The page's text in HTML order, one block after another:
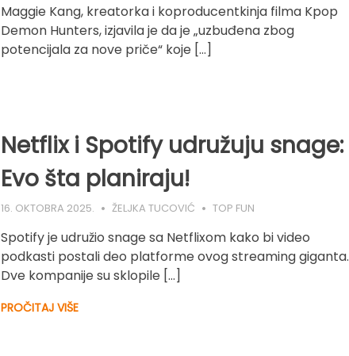
Maggie Kang, kreatorka i koproducentkinja filma Kpop
Demon Hunters, izjavila je da je „uzbuđena zbog
potencijala za nove priče“ koje […]
Netflix i Spotify udružuju snage:
Evo šta planiraju!
16. OKTOBRA 2025. ŽELJKA TUCOVIĆ TOP FUN
Spotify je udružio snage sa Netflixom kako bi video
podkasti postali deo platforme ovog streaming giganta.
Dve kompanije su sklopile […]
PROČITAJ VIŠE